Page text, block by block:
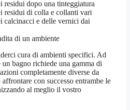
residui dopo una tinteggiatura
residui di colla e collanti vari
calcinacci e delle vernici dai
di un ambiente
cura di ambienti specifici. Ad
un bagno richiede una gamma di
completamente diverse da
con successo entrambe le
al meglio il vostro